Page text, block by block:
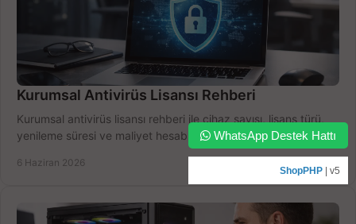
Kurumsal Antivirüs Lisansı Rehberi
Kurumsal antivirüs lisansı rehberi ile cihaz sayısı, lisans türü,
yenileme süresi ve maliyet hesabını netleştirip doğru seçimi
6 Haziran 2026
WhatsApp Destek Hattı
ShopPHP | v5